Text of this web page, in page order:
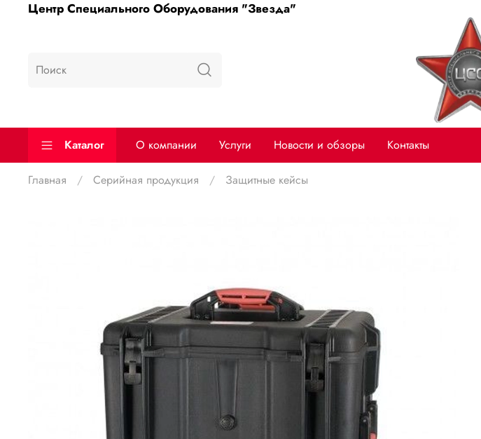
Центр Специального Оборудования "Звезда"
Каталог О компании Услуги Новости и обзоры Контакты
Главная Серийная продукция Защитные кейсы